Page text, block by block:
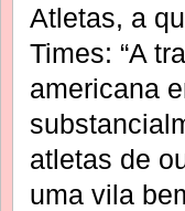
Atletas, a
Times: “A
americana
atletas de
uma vila